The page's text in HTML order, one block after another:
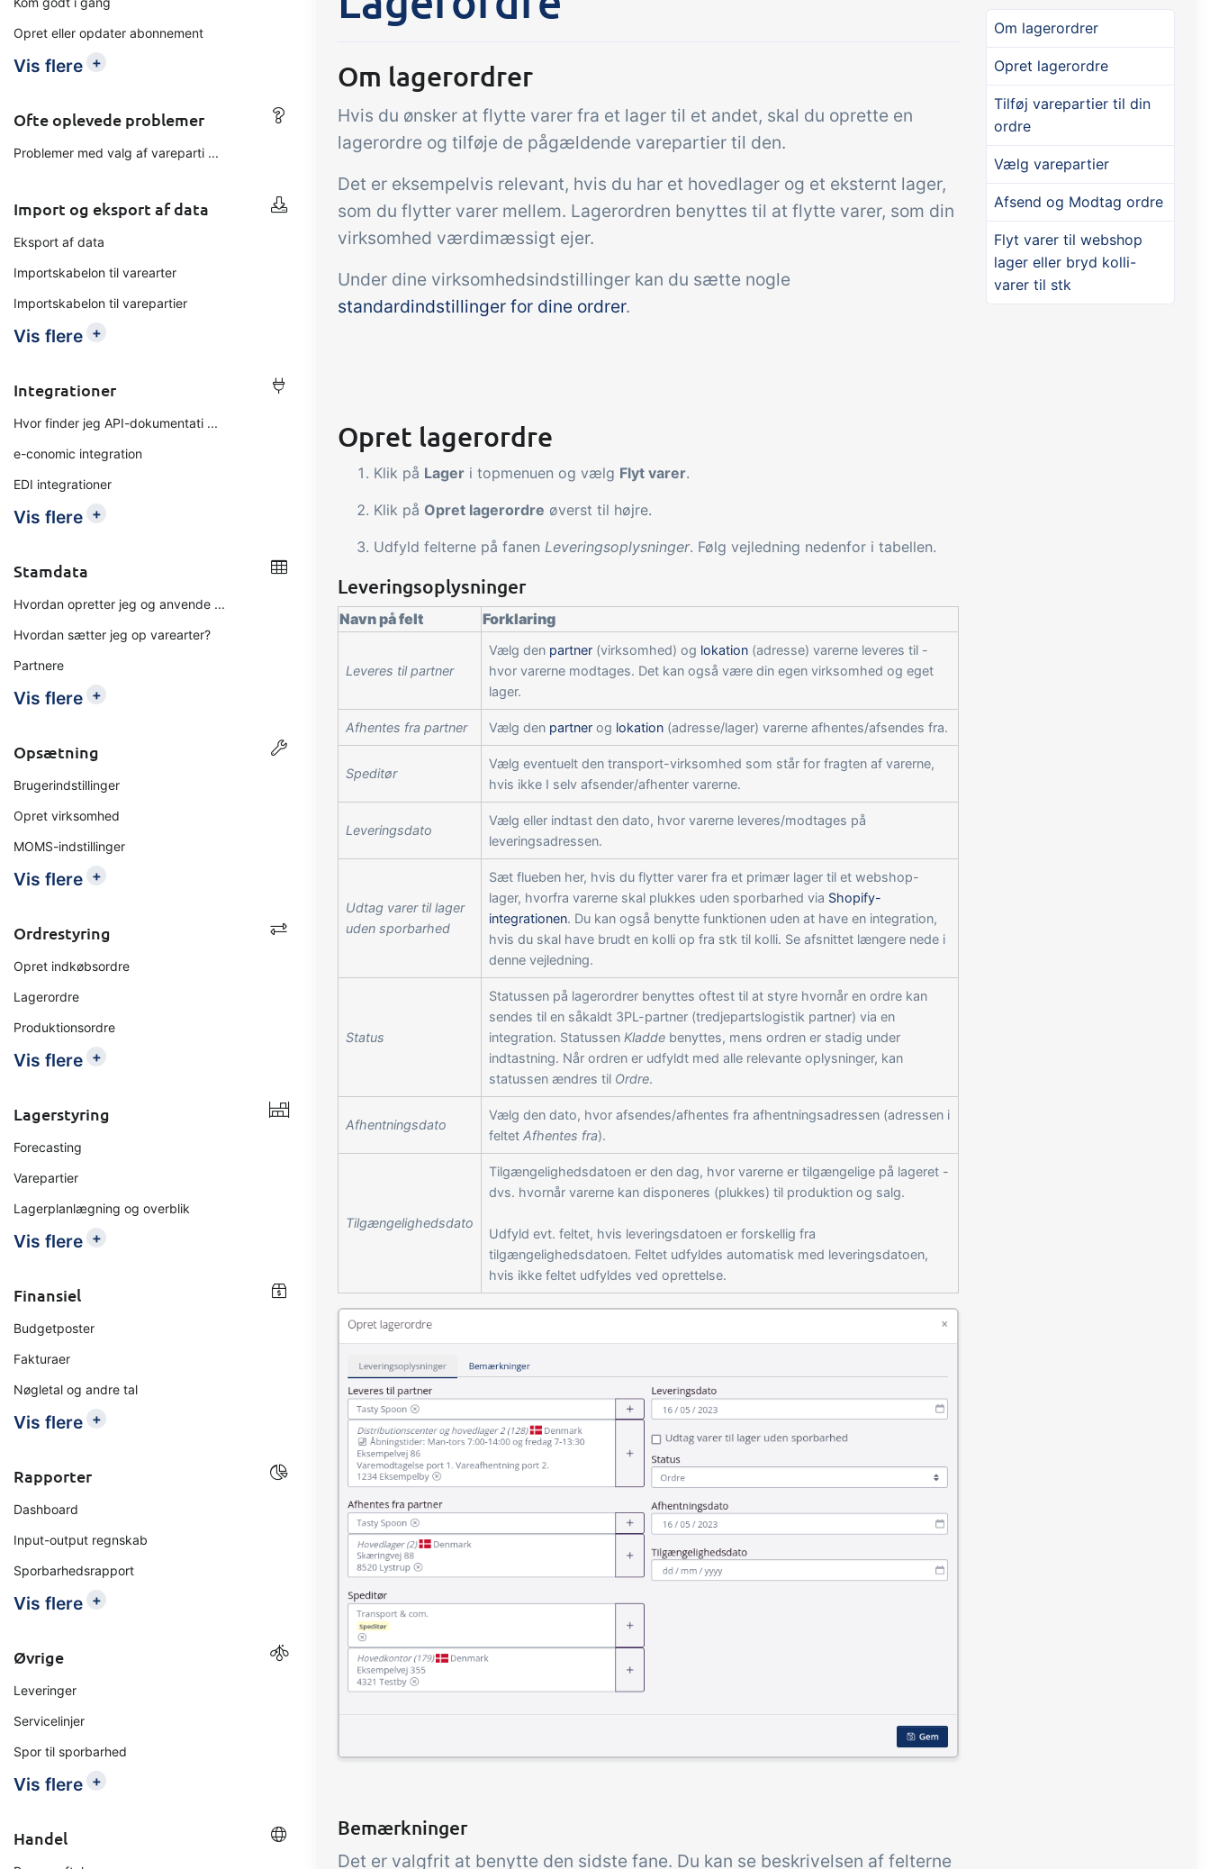
B2B Commerce
som sælgerportal,
webshop for dine kunder
kontroller
Få modtagekontrol,
temperaturtjek og kritiske
din ordrestyring - helt
digitalt
dokumenter og labels,
sidevisninger, dataudtræk,
dashboards!
Tilføjelse
Connect
Masser af muligheder for
automatik og tilpassede
og data med andre systemer
og enheder
Opret eller opdater abonnement
Vis flere +
Ofte oplevede problemer
Problemer med valg af vareparti ...
Import og eksport af data
Eksport af data
Importskabelon til varearter
Importskabelon til varepartier
Vis flere +
Integrationer
Hvor finder jeg API-dokumentati ...
e-conomic integration
EDI integrationer
Vis flere +
Stamdata
Hvordan opretter jeg og anvende ...
Hvordan sætter jeg op varearter?
Partnere
Vis flere +
Opsætning
Brugerindstillinger
Opret virksomhed
MOMS-indstillinger
Vis flere +
Ordrestyring
Opret indkøbsordre
Lagerordre
Produktionsordre
Vis flere +
Lagerstyring
Forecasting
Varepartier
Lagerplanlægning og overblik
Vis flere +
Finansiel
Budgetposter
Fakturaer
Nøgletal og andre tal
Vis flere +
Rapporter
Dashboard
Input-output regnskab
Sporbarhedsrapport
Vis flere +
Øvrige
Leveringer
Servicelinjer
Spor til sporbarhed
Vis flere +
Handel
Om lagerordrer
Hvis du ønsker at flytte varer fra et lager til et andet, skal du oprette en
lagerordre og tilføje de pågældende varepartier til den.
Det er eksempelvis relevant, hvis du har et hovedlager og et eksternt lager,
som du flytter varer mellem. Lagerordren benyttes til at flytte varer, som din
virksomhed værdimæssigt ejer.
Under dine virksomhedsindstillinger kan du sætte nogle
standardindstillinger for dine ordrer.
Opret lagerordre
Klik på Lager i topmenuen og vælg Flyt varer.
Klik på Opret lagerordre øverst til højre.
Udfyld felterne på fanen Leveringsoplysninger. Følg vejledning nedenfor i tabellen.
Leveringsoplysninger
Navn på felt Forklaring
Leveres til partner
Vælg den partner (virksomhed) og lokation (adresse) varerne leveres til -
hvor varerne modtages. Det kan også være din egen virksomhed og eget
lager.
Afhentes fra partner Vælg den partner og lokation (adresse/lager) varerne afhentes/afsendes fra.
Speditør
Vælg eventuelt den transport-virksomhed som står for fragten af varerne,
hvis ikke I selv afsender/afhenter varerne.
Leveringsdato
Vælg eller indtast den dato, hvor varerne leveres/modtages på
leveringsadressen.
Udtag varer til lager
uden sporbarhed
Sæt flueben her, hvis du flytter varer fra et primær lager til et webshop-
lager, hvorfra varerne skal plukkes uden sporbarhed via Shopify-
integrationen. Du kan også benytte funktionen uden at have en integration,
hvis du skal have brudt en kolli op fra stk til kolli. Se afsnittet længere nede i
denne vejledning.
Status
Statussen på lagerordrer benyttes oftest til at styre hvornår en ordre kan
sendes til en såkaldt 3PL-partner (tredjepartslogistik partner) via en
integration. Statussen Kladde benyttes, mens ordren er stadig under
indtastning. Når ordren er udfyldt med alle relevante oplysninger, kan
statussen ændres til Ordre.
Afhentningsdato
Vælg den dato, hvor afsendes/afhentes fra afhentningsadressen (adressen i
feltet Afhentes fra).
Tilgængelighedsdato
Tilgængelighedsdatoen er den dag, hvor varerne er tilgængelige på lageret -
dvs. hvornår varerne kan disponeres (plukkes) til produktion og salg.
Udfyld evt. feltet, hvis leveringsdatoen er forskellig fra
tilgængelighedsdatoen. Feltet udfyldes automatisk med leveringsdatoen,
hvis ikke feltet udfyldes ved oprettelse.
Bemærkninger
Det er valgfrit at benytte den sidste fane. Du kan se beskrivelsen af felterne
Om lagerordrer
Opret lagerordre
Tilføj varepartier til din
ordre
Vælg varepartier
Afsend og Modtag ordre
Flyt varer til webshop
lager eller bryd kolli-
varer til stk